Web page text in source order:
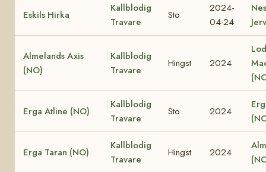
Eskils Hirka
Kallblodig
Travare
Sto
2024-
04-24
Almelands Axis
(NO)
Kallblodig
Travare
Hingst 2024
Erga Atline (NO)
Kallblodig
Travare
Sto 2024
Erga Taran (NO)
Kallblodig
Travare
Hingst 2024